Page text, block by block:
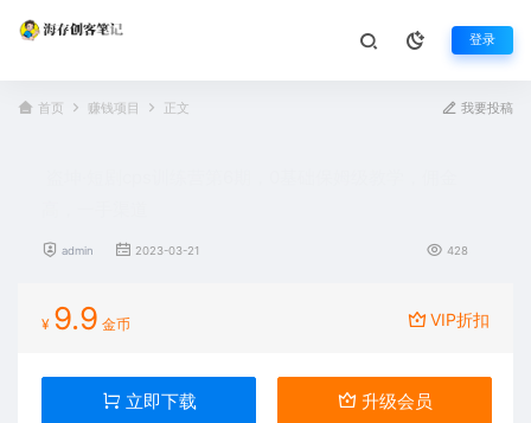
登录
首页 赚钱项目 正文 我要投稿
admin 2023-03-21 428
¥ 9.9 金币 VIP折扣
立即下载 升级会员